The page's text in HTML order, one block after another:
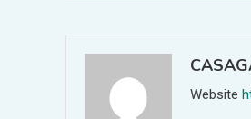
Website